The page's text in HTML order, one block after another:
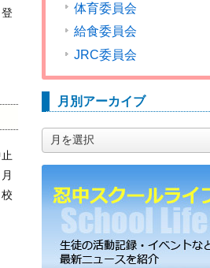
体育委員会
給食委員会
JRC委員会
月別アーカイブ
別
ア
カ